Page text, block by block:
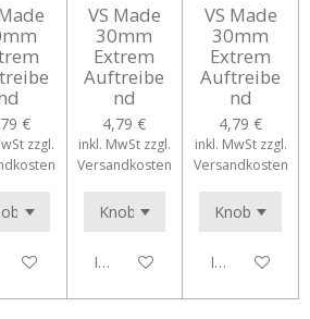
€
zzgl.
Warenkorb
VS Made
30mm
Extrem
Auftreibe
nd
4,79 €
inkl. MwSt zzgl.
Versandkosten
In den Warenkorb
VS Made
30mm
Extrem
Auftreibe
nd
4,79 €
inkl. MwSt zzgl.
Versandkosten
In den